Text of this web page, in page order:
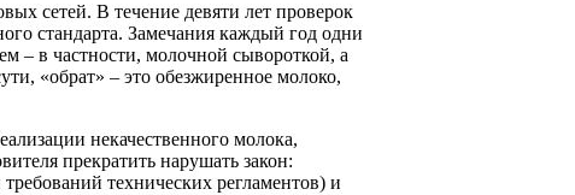
сетей. В течение девяти лет проверок
стандарта. Замечания каждый год одни
– в частности, молочной сывороткой, а
«обрат» – это обезжиренное молоко,
некачественного молока,
прекратить нарушать закон:
технических регламентов) и